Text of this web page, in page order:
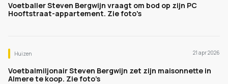
Voetballer Steven Bergwijn vraagt om bod op zijn PC
Hooftstraat-appartement. Zie foto's
Huizen 21 apr 2026
Voetbalmiljonair Steven Bergwijn zet zijn maisonnette in
Almere te koop. Zie foto’s